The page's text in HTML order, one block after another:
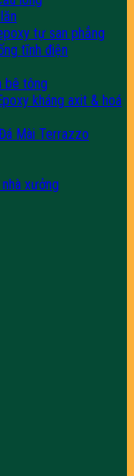
tự san phẳng
tĩnh điện
bê tông
kháng axit & hoá
Mài Terrazzo
xưởng